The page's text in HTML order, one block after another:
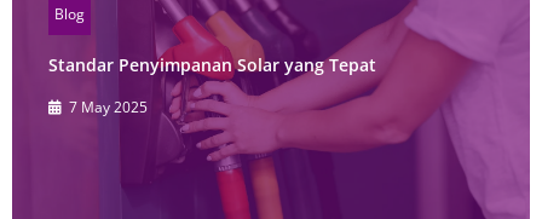
Blog
Standar Penyimpanan Solar yang Tepat
7 May 2025